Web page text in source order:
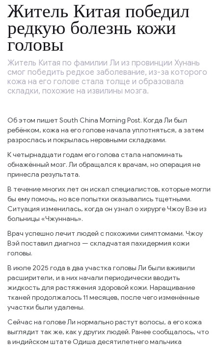
Житель Китая победил
редкую болезнь кожи
головы
Житель Китая по фамилии Ли из провинции Хунань
смог победить редкое заболевание, из-за которого
кожа на его голове стала толще и образовала
складки, похожие на извилины мозга.
Об этом пишет South China Morning Post. Когда Ли был
ребёнком, кожа на его голове начала уплотняться, а затем
разрослась и покрылась неровными складками.
К четырнадцати годам его голова стала напоминать
обнажённый мозг. Ли обращался к врачам, но операция не
принесла результата.
В течение многих лет он искал специалистов, которые могли
бы ему помочь, но все попытки оказывались тщетными.
Ситуация изменилась, когда он узнал о хирурге Чжоу Вэе из
больницы «Чжуннань».
Врач успешно лечит людей с похожими симптомами. Чжоу
Вэй поставил диагноз — складчатая пахидермия кожи
головы.
В июле 2025 года в два участка головы Ли были вживили
расширители, и в них начали периодически вводить
жидкость для растяжения здоровой кожи. Наращивание
тканей продолжалось 11 месяцев, после чего изменённые
участки были удалены.
Сейчас на голове Ли нормально растут волосы, а его кожа
выглядит так же, как у других людей. Ранее сообщалось, что
в индийском штате Одиша десятилетнего мальчика